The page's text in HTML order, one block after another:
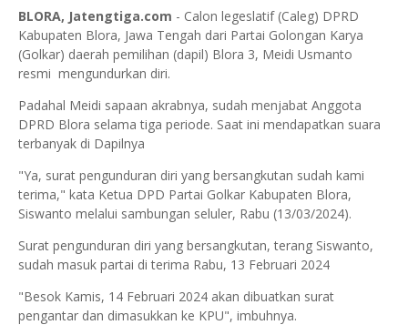
BLORA, Jatengtiga.com - Calon legeslatif (Caleg) DPRD
Kabupaten Blora, Jawa Tengah dari Partai Golongan Karya
(Golkar) daerah pemilihan (dapil) Blora 3, Meidi Usmanto
resmi mengundurkan diri.
Padahal Meidi sapaan akrabnya, sudah menjabat Anggota
DPRD Blora selama tiga periode. Saat ini mendapatkan suara
terbanyak di Dapilnya
"Ya, surat pengunduran diri yang bersangkutan sudah kami
terima," kata Ketua DPD Partai Golkar Kabupaten Blora,
Siswanto melalui sambungan seluler, Rabu (13/03/2024).
Surat pengunduran diri yang bersangkutan, terang Siswanto,
sudah masuk partai di terima Rabu, 13 Februari 2024
"Besok Kamis, 14 Februari 2024 akan dibuatkan surat
pengantar dan dimasukkan ke KPU", imbuhnya.